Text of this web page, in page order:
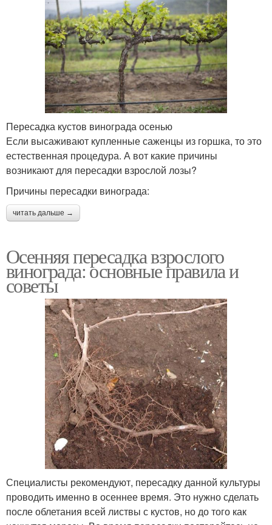
Пересадка кустов винограда осенью
Если высаживают купленные саженцы из горшка, то это
естественная процедура. А вот какие причины
возникают для пересадки взрослой лозы?
Причины пересадки винограда:
читать дальше →
Осенняя пересадка взрослого
винограда: основные правила и
советы
Специалисты рекомендуют, пересадку данной культуры
проводить именно в осеннее время. Это нужно сделать
после облетания всей листвы с кустов, но до того как